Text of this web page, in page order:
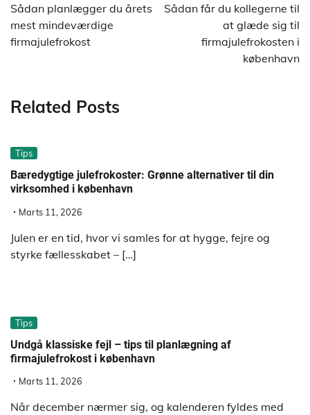
Sådan planlægger du årets
mest mindeværdige
firmajulefrokost
Sådan får du kollegerne til
at glæde sig til
firmajulefrokosten i
københavn
Related Posts
Tips
Bæredygtige julefrokoster: Grønne alternativer til din
virksomhed i københavn
Marts 11, 2026
Julen er en tid, hvor vi samles for at hygge, fejre og
styrke fællesskabet – […]
Tips
Undgå klassiske fejl – tips til planlægning af
firmajulefrokost i københavn
Marts 11, 2026
Når december nærmer sig, og kalenderen fyldes med